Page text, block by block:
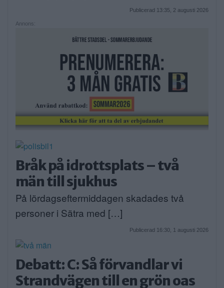
Publicerad 13:35, 2 augusti 2026
Annons:
Bråk på idrottsplats – två
män till sjukhus
På lördagseftermiddagen skadades två
personer i Sätra med […]
Publicerad 16:30, 1 augusti 2026
Debatt: C: Så förvandlar vi
Strandvägen till en grön oas